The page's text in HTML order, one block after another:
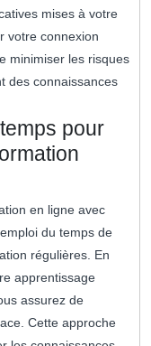
mises à votre
votre connexion
minimiser les risques
des connaissances
pour
en ligne avec
du temps de
régulières. En
apprentissage
assurez de
Cette approche